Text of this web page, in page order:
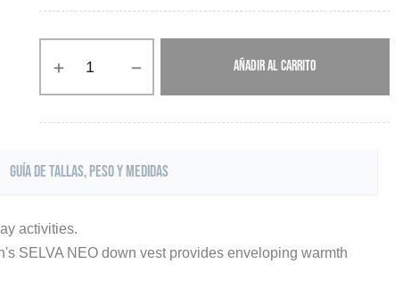
AÑADIR AL CARRITO
Guía de tallas, peso y medidas
activities.
SELVA NEO down vest provides enveloping warmth